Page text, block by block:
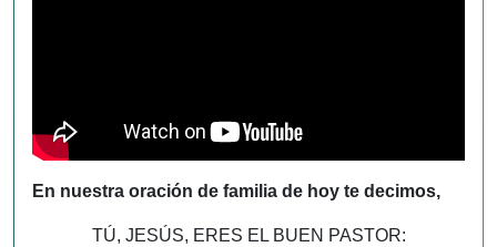
En nuestra oración de familia de hoy te decimos,
TÚ, JESÚS, ERES EL BUEN PASTOR: